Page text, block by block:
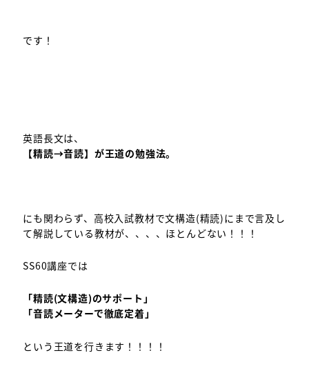
です！
英語長文は、
【精読→音読】が王道の勉強法。
にも関わらず、高校入試教材で文構造(精読)にまで言及し
て解説している教材が、、、、ほとんどない！！！
SS60講座では
「精読(文構造)のサポート」
「音読メーターで徹底定着」
という王道を行きます！！！！